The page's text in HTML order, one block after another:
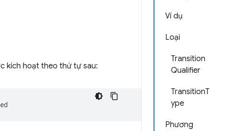
Ví dụ
Loại
Transition
Qualifier
TransitionT
ype
Phương
kích hoạt theo thứ tự sau: